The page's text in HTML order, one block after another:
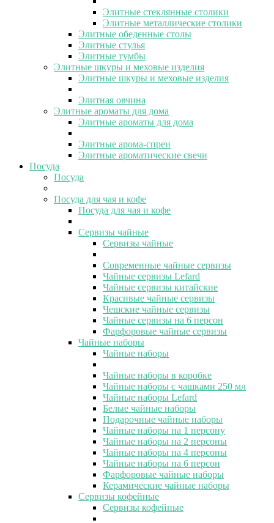
Элитные стеклянные столики
Элитные металлические столики
Элитные обеденные столы
Элитные стулья
Элитные тумбы
Элитные шкуры и меховые изделия
Элитные шкуры и меховые изделия
Элитная овчина
Элитные ароматы для дома
Элитные ароматы для дома
Элитные арома-спреи
Элитные ароматические свечи
Посуда
Посуда
Посуда для чая и кофе
Посуда для чая и кофе
Сервизы чайные
Сервизы чайные
Современные чайные сервизы
Чайные сервизы Lefard
Чайные сервизы китайские
Красивые чайные сервизы
Чешские чайные сервизы
Чайные сервизы на 6 персон
Фарфоровые чайные сервизы
Чайные наборы
Чайные наборы
Чайные наборы в коробке
Чайные наборы с чашками 250 мл
Чайные наборы Lefard
Белые чайные наборы
Подарочные чайные наборы
Чайные наборы на 1 персону
Чайные наборы на 2 персоны
Чайные наборы на 4 персоны
Чайные наборы на 6 персон
Фарфоровые чайные наборы
Керамические чайные наборы
Сервизы кофейные
Сервизы кофейные